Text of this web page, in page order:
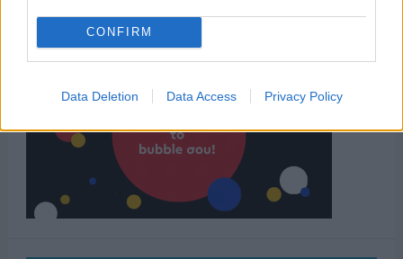
CONFIRM
Data Deletion Data Access Privacy Policy